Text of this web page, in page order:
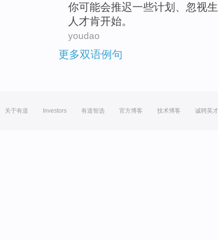
你可能会推迟一些计划 、忽视
人才肯开始。
youdao
更多双语例句
关于有道 Investors 有道智选 官方博客 技术博客 诚聘英才